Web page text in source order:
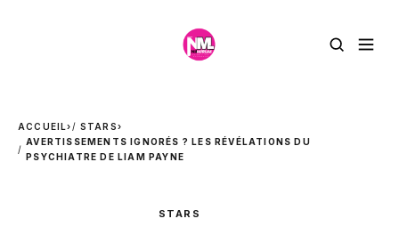
ACCUEIL› STARS›
AVERTISSEMENTS IGNORÉS ? LES RÉVÉLATIONS DU
PSYCHIATRE DE LIAM PAYNE
STARS